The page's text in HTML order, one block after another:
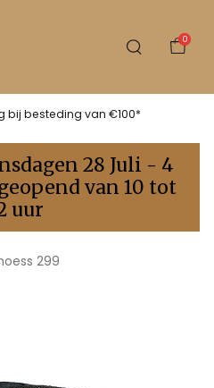
0
bij besteding van €100*
28 Juli - 4
van 10 tot
uur
299